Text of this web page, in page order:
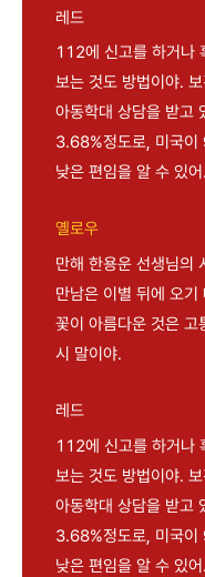
레드
112에 신고를 하거나
보는 것도 방법이야.
아동학대 상담을 받고
3.68%정도로, 미국이
낮은 편임을 알 수 있어.
옐로우
만해 한용운 선생님의
만남은 이별 뒤에 오
꽃이 아름다운 것은 고
시 말이야.
레드
112에 신고를 하거나
보는 것도 방법이야.
아동학대 상담을 받고
3.68%정도로, 미국이
낮은 편임을 알 수 있어.